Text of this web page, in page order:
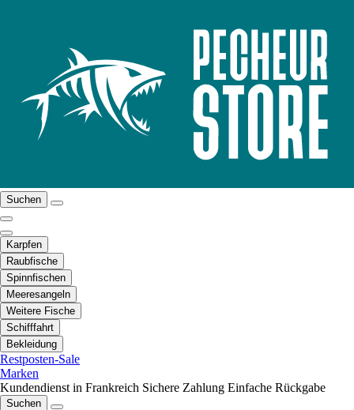
Suchen
Karpfen
Raubfische
Spinnfischen
Meeresangeln
Weitere Fische
Schifffahrt
Bekleidung
Restposten-Sale
Marken
Kundendienst in Frankreich Sichere Zahlung Einfache Rückgabe
Suchen